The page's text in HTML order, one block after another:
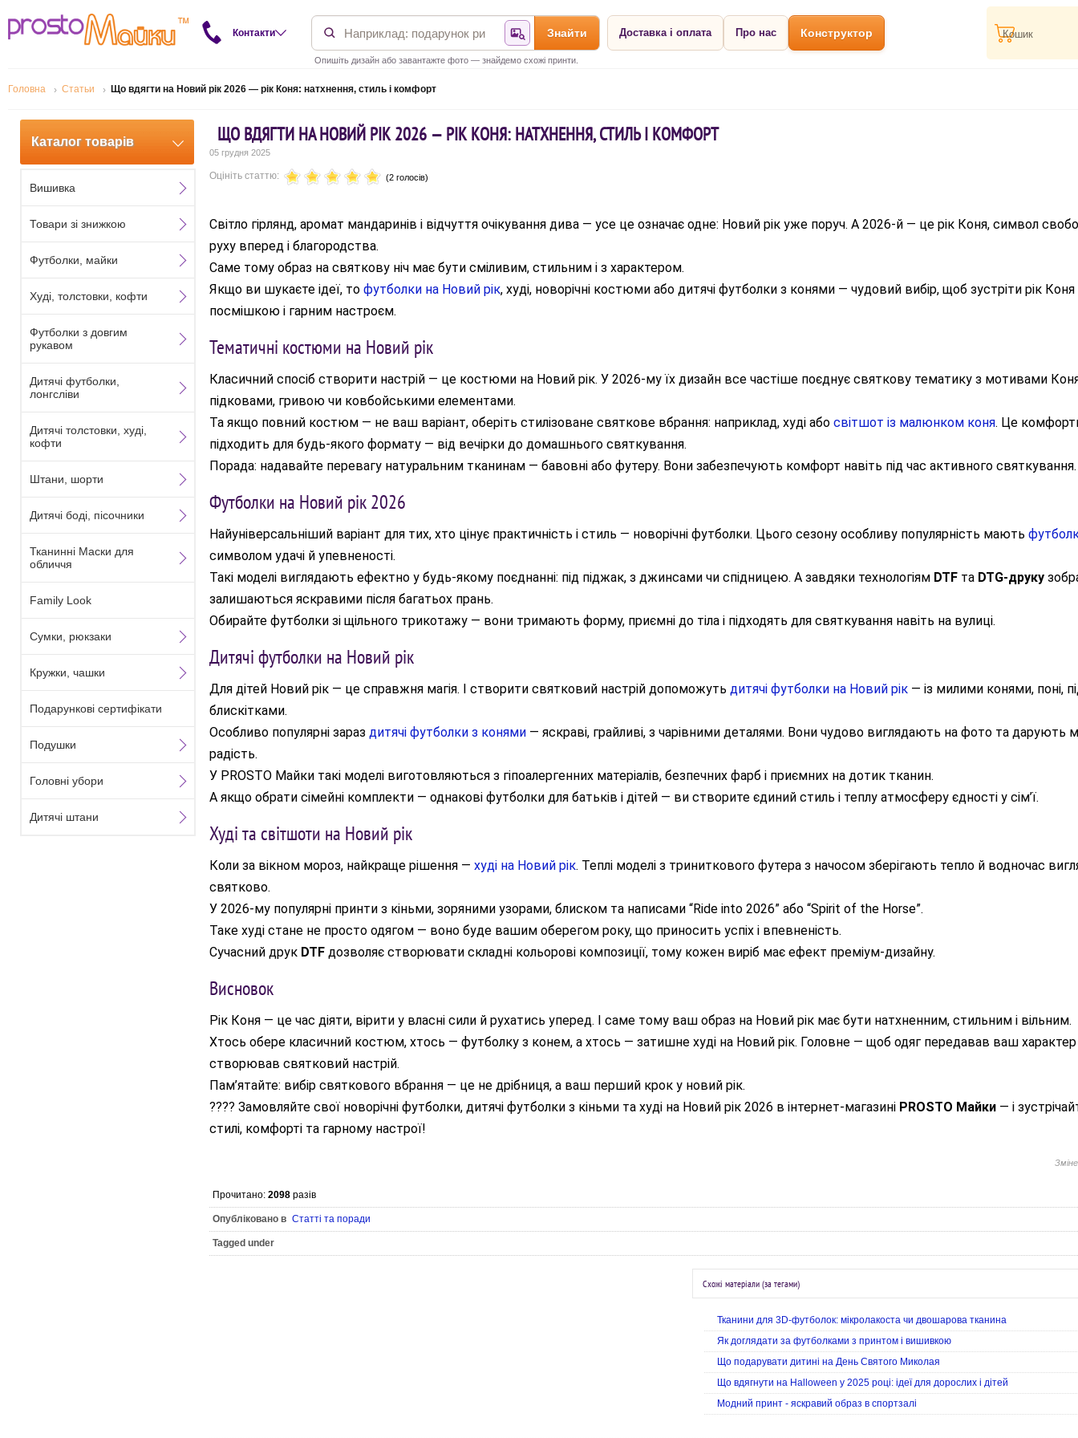
Контакти Знайти за фотографією
Знайти
Опишіть дизайн або завантажте фото — знайдемо схожі принти.
Доставка і оплата Про нас Конструктор Кошик
Головна Статьи Що вдягти на Новий рік 2026 — рік Коня: натхнення, стиль і комфорт
ЩО ВДЯГТИ НА НОВИЙ РІК 2026 — РІК КОНЯ: НАТХНЕННЯ, СТИЛЬ І КОМФОРТ
05 грудня 2025
Оцініть статтю: (2 голосів)
Світло гірлянд, аромат мандаринів і відчуття очікування дива — усе це означає одне: Новий рік уже поруч. А 2026-й — це рік Коня, символ
руху вперед і благородства.
Саме тому образ на святкову ніч має бути сміливим, стильним і з характером.
Якщо ви шукаєте ідеї, тофутболки на Новий рік, худі, новорічні костюми або дитячі футболки з конями — чудовий вибір, щоб зустріти рік Коня
посмішкою і гарним настроєм.
Тематичні костюми на Новий рік
Класичний спосіб створити настрій — це костюми на Новий рік. У 2026-му їх дизайн все частіше поєднує святкову тематику з мотивами
підковами, гривою чи ковбойськими елементами.
Та якщо повний костюм — не ваш варіант, оберіть стилізоване святкове вбрання: наприклад, худі абосвітшот із малюнком коня. Це
підходить для будь-якого формату — від вечірки до домашнього святкування.
Порада: надавайте перевагу натуральним тканинам — бавовні або футеру. Вони забезпечують комфорт навіть під час активного святкування.
Футболки на Новий рік 2026
Найуніверсальніший варіант для тих, хто цінує практичність і стиль — новорічні футболки. Цього сезону особливу популярність мають
символом удачі й упевненості.
Такі моделі виглядають ефектно у будь-якому поєднанні: під піджак, з джинсами чи спідницею. А завдяки технологіям DTF та DTG-друку
залишаються яскравими після багатьох прань.
Обирайте футболки зі щільного трикотажу — вони тримають форму, приємні до тіла і підходять для святкування навіть на вулиці.
Дитячі футболки на Новий рік
Для дітей Новий рік — це справжня магія. І створити святковий настрій допоможутьдитячі футболки на Новий рік — із милими конями, поні,
блискітками.
Особливо популярні зараздитячі футболки з конями — яскраві, грайливі, з чарівними деталями. Вони чудово виглядають на фото та дарують
радість.
У PROSTO Майки такі моделі виготовляються з гіпоалергенних матеріалів, безпечних фарб і приємних на дотик тканин.
А якщо обрати сімейні комплекти — однакові футболки для батьків і дітей — ви створите єдиний стиль і теплу атмосферу єдності у сім’ї.
Худі та світшоти на Новий рік
Коли за вікном мороз, найкраще рішення —худі на Новий рік. Теплі моделі з триниткового футера з начосом зберігають тепло й водночас
святково.
У 2026-му популярні принти з кіньми, зоряними узорами, блиском та написами “Ride into 2026” або “Spirit of the Horse”.
Таке худі стане не просто одягом — воно буде вашим оберегом року, що приносить успіх і впевненість.
Сучасний друк DTF дозволяє створювати складні кольорові композиції, тому кожен виріб має ефект преміум-дизайну.
Висновок
Рік Коня — це час діяти, вірити у власні сили й рухатись уперед. І саме тому ваш образ на Новий рік має бути натхненним, стильним і вільним.
Хтось обере класичний костюм, хтось — футболку з конем, а хтось — затишне худі на Новий рік. Головне — щоб одяг передавав ваш характер
створював святковий настрій.
Пам’ятайте: вибір святкового вбрання — це не дрібниця, а ваш перший крок у новий рік.
???? Замовляйте свої новорічні футболки, дитячі футболки з кіньми та худі на Новий рік 2026 в інтернет-магазині PROSTO Майки — і
стилі, комфорті та гарному настрої!
Прочитано:2098 разів
Опубліковано в Статті та поради
Tagged under
Схожі матеріали (за тегами)
Тканини для 3D-футболок: мікролакоста чи двошарова тканина
Як доглядати за футболками з принтом і вишивкою
Що подарувати дитині на День Святого Миколая
Що вдягнути на Halloween у 2025 році: ідеї для дорослих і дітей
Модний принт - яскравий образ в спортзалі
Каталог товарів
Вишивка
Товари зі знижкою
Футболки, майки
Худі, толстовки, кофти
Футболки з довгим
рукавом
Дитячі футболки,
лонгсліви
Дитячі толстовки, худі,
кофти
Штани, шорти
Дитячі боді, пісочники
Тканинні Маски для
обличчя
Family Look
Сумки, рюкзаки
Кружки, чашки
Подарункові сертифікати
Подушки
Головні убори
Дитячі штани